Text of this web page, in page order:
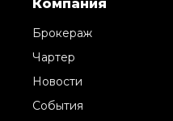
Компания
Брокераж
Чартер
Новости
События